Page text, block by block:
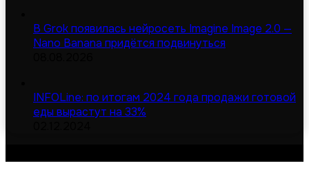
В Grok появилась нейросеть Imagine Image 2.0 —
Nano Banana придётся подвинуться
INFOLine: по итогам 2024 года продажи готовой
еды вырастут на 33%
Сделано в MOD